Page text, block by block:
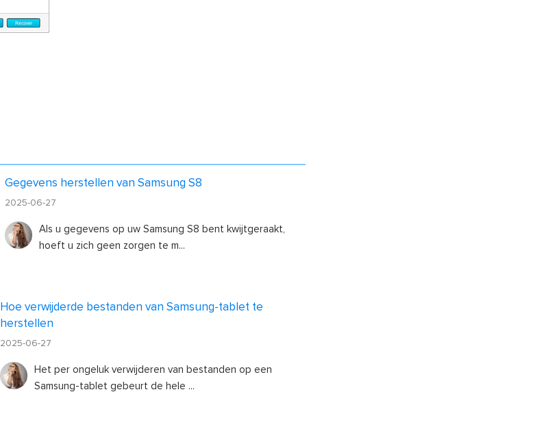
Gegevens herstellen van Samsung S8
2025-06-27
Als u gegevens op uw Samsung S8 bent kwijtgeraakt,
hoeft u zich geen zorgen te m...
Hoe verwijderde bestanden van Samsung-tablet te
herstellen
2025-06-27
Het per ongeluk verwijderen van bestanden op een
Samsung-tablet gebeurt de hele ...